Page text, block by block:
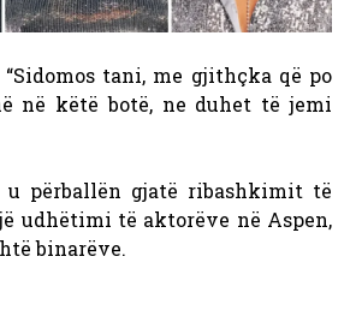
tani, me gjithçka që po
në këtë botë, ne duhet të jemi
u përballën gjatë ribashkimit të
udhëtimi të aktorëve në Aspen,
binarëve.